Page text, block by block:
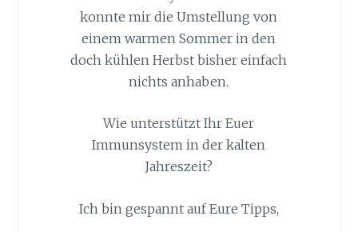
konnte mir die Umstellung von
einem warmen Sommer in den
doch kühlen Herbst bisher einfach
nichts anhaben.
Wie unterstützt Ihr Euer
Immunsystem in der kalten
Jahreszeit?
Ich bin gespannt auf Eure Tipps,